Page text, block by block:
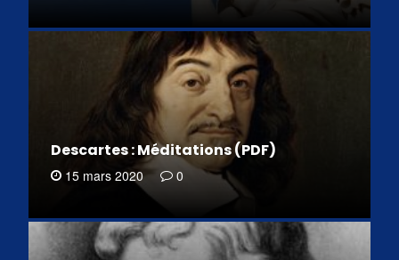
Descartes : Méditations (PDF)
15 mars 2020 0